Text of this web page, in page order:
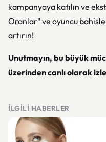
kampanyaya katılın ve
Oranlar" ve oyuncu
artırın!
Unutmayın, bu büyük
üzerinden canlı olarak
İLGILI HABERLER